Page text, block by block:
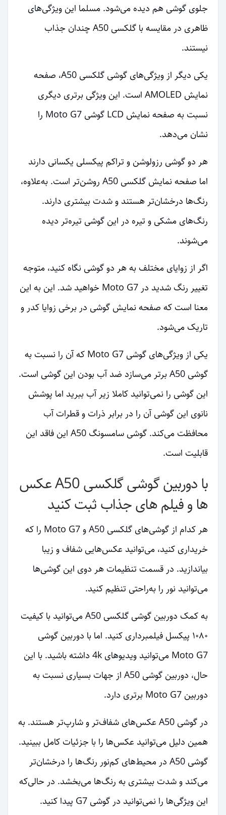
جلوی گوشی هم دیده می‌شود. مسلما این ویژگی‌های
ظاهری در مقایسه با گلکسی A50 چندان جذاب
نیستند.
یکی دیگر از ویژگی‌های گوشی گلکسی A50، صفحه
نمایش AMOLED است. این ویژگی برتری دیگری
نسبت به صفحه نمایش LCD گوشی Moto G7 را
نشان می‌دهد.
هر دو گوشی رزولوشن و تراکم پیکسلی یکسانی دارند
اما صفحه نمایش گلکسی A50 روشن‌تر است. به‌علاوه،
رنگ‌ها درخشان‌تر هستند و شدت بیشتری دارند.
رنگ‌های مشکی و تیره در این گوشی تیره‌تر دیده
می‌شوند.
اگر از زوایای مختلف به هر دو گوشی نگاه کنید، متوجه
تغییر رنگ شدید در Moto G7 خواهید شد. این به این
معنا است که صفحه نمایش گوشی در برخی زوایا کدر و
تاریک می‌شود.
یکی از ویژگی‌های گوشی Moto G7 که آن را نسبت به
گوشی A50 برتر می‌سازد ضد آب بودن این گوشی است.
این گوشی را نمی‌توانید کاملا زیر آب ببرید اما پوشش
نانوی این گوشی آن را در برابر ذرات و قطرات آب
محافظت می‌کند. گوشی سامسونگ A50 این فاقد این
قابلیت است.
با دوربین گوشی گلکسی A50 عکس‌
ها و فیلم های جذاب ثبت کنید
هر کدام از گوشی‌های گلکسی A50 و Moto G7 را که
خریداری کنید، می‌توانید عکس‌هایی شفاف و زیبا
بیاندازید. در قسمت تنظیمات هر دوی این گوشی‌ها
می‌توانید نور را به‌راحتی تنظیم کنید.
به کمک دوربین گوشی گلکسی A50 می‌توانید با کیفیت
۱۰۸۰ پیکسل فیلمبرداری کنید. اما با دوربین گوشی
Moto G7 می‌توانید ویدیوهای 4k داشته باشید. با این
حال، دوربین گوشی A50 از جهات بسیاری نسبت به
دوربین Moto G7 برتری دارد.
در گوشی A50 عکس‌های شفاف‌تر و شارپ‌تر هستند. به
همین دلیل می‌توانید عکس‌ها را با جزئیات کامل ببینید.
گوشی A50 در محیط‌های کم‌نور رنگ‌ها را درخشان‌تر
می‌کند و شدت بیشتری به رنگ‌ها می‌بخشد. در حالی‌که
این ویژگی‌ها را نمی‌توانید در گوشی G7 پیدا کنید.